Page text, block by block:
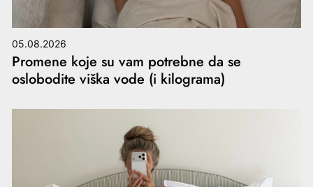
05.08.2026
Promene koje su vam potrebne da se
oslobodite viška vode (i kilograma)